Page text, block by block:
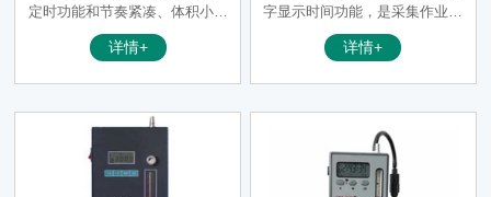
定时功能和节奏紧凑、体积小、
性能稳定可靠等优点，是目前国
内大气采样器中较为理想的产
详情+
字显示时间功能，是采集作业环
境或大气环境中气体样品（主要
应用在大流量采样方面）的常规
能力强、流量稳定、噪音低等特
点。本采样器具有电子定时功能
和节奏紧凑，体积小，重量轻、
详情+